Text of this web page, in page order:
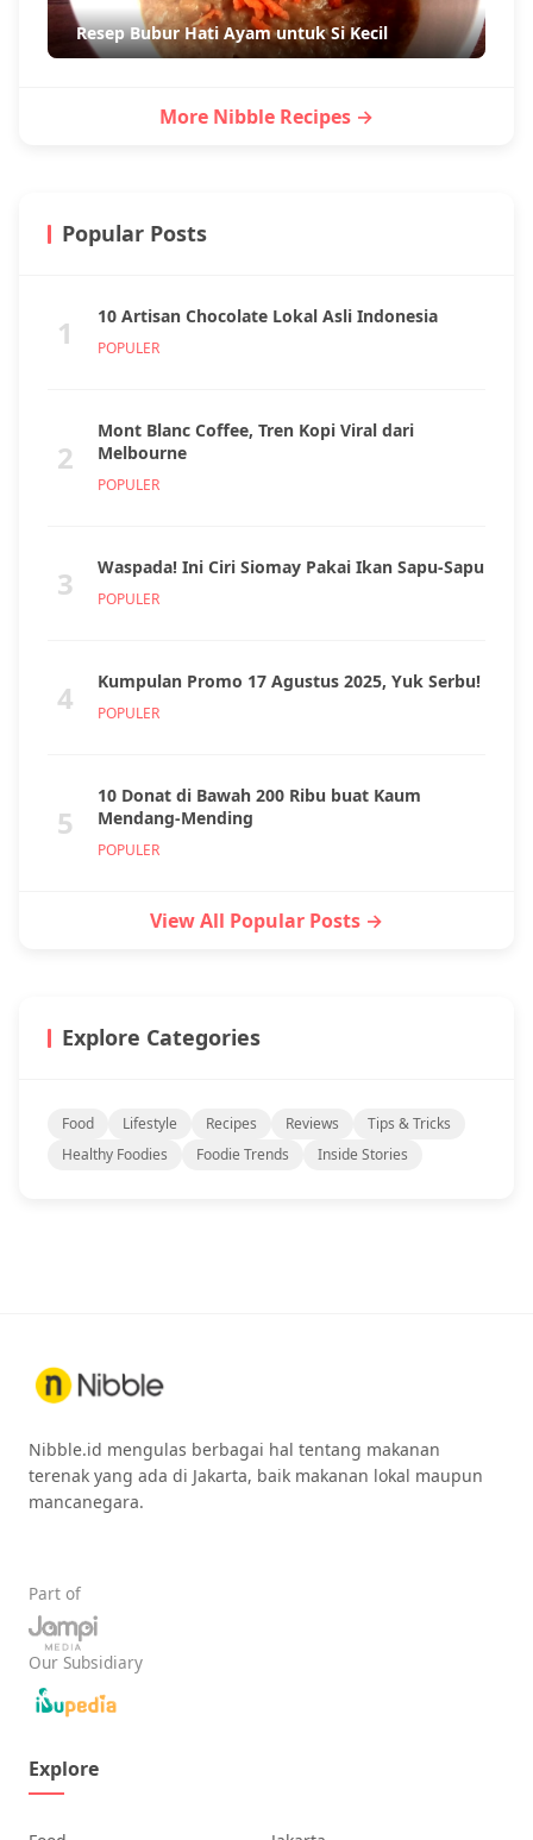
Resep Bubur Hati Ayam untuk Si Kecil
More Nibble Recipes →
Popular Posts
1 10 Artisan Chocolate Lokal Asli Indonesia
POPULER
2
Mont Blanc Coffee, Tren Kopi Viral dari
Melbourne
POPULER
3 Waspada! Ini Ciri Siomay Pakai Ikan Sapu-Sapu
POPULER
4 Kumpulan Promo 17 Agustus 2025, Yuk Serbu!
POPULER
5
10 Donat di Bawah 200 Ribu buat Kaum
Mendang-Mending
POPULER
View All Popular Posts →
Explore Categories
Food Lifestyle Recipes Reviews
Tips & Tricks
Healthy Foodies
Foodie Trends Inside Stories
Nibble.id mengulas berbagai hal tentang makanan
terenak yang ada di Jakarta, baik makanan lokal maupun
mancanegara.
Part of
Our Subsidiary
Explore